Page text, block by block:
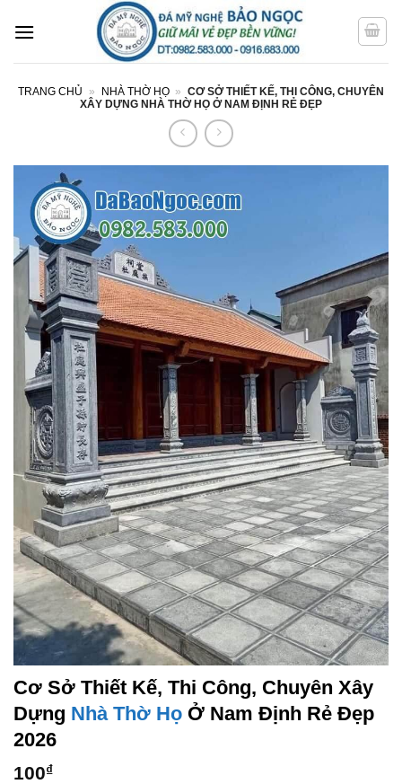
qua
TRANG CHỦ » NHÀ THỜ HỌ » CƠ SỞ THIẾT KẾ, THI CÔNG, CHUYÊN
XÂY DỰNG NHÀ THỜ HỌ Ở NAM ĐỊNH RẺ ĐẸP
Cơ Sở Thiết Kế, Thi Công, Chuyên Xây
Dựng Nhà Thờ Họ Ở Nam Định Rẻ Đẹp
2026
100₫